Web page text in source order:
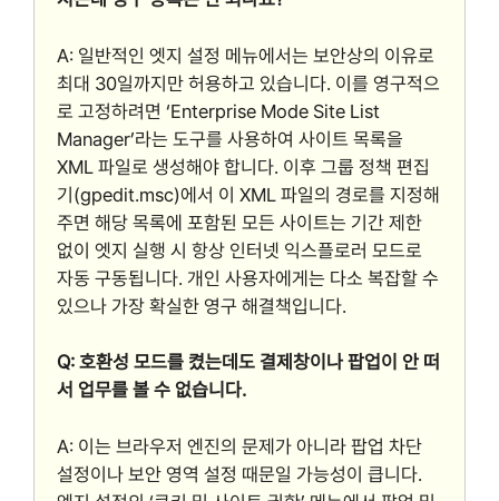
A: 일반적인 엣지 설정 메뉴에서는 보안상의 이유로
최대 30일까지만 허용하고 있습니다. 이를 영구적으
로 고정하려면 ‘Enterprise Mode Site List
Manager’라는 도구를 사용하여 사이트 목록을
XML 파일로 생성해야 합니다. 이후 그룹 정책 편집
기(gpedit.msc)에서 이 XML 파일의 경로를 지정해
주면 해당 목록에 포함된 모든 사이트는 기간 제한
없이 엣지 실행 시 항상 인터넷 익스플로러 모드로
자동 구동됩니다. 개인 사용자에게는 다소 복잡할 수
있으나 가장 확실한 영구 해결책입니다.
Q: 호환성 모드를 켰는데도 결제창이나 팝업이 안 떠
서 업무를 볼 수 없습니다.
A: 이는 브라우저 엔진의 문제가 아니라 팝업 차단
설정이나 보안 영역 설정 때문일 가능성이 큽니다.